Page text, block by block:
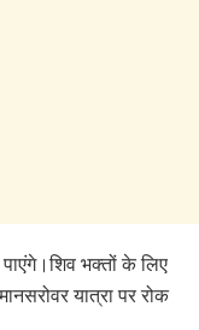
भक्तों के लिए
यात्रा पर रोक